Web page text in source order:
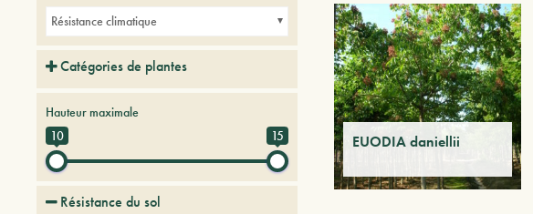
EUODIA daniellii
Résistance climatique
Catégories de plantes
Arbres et Plantes du futur
Hauteur maximale
10
15
Résistance du sol